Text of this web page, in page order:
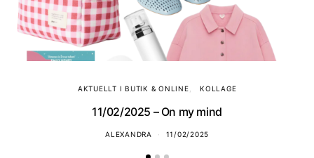
AKTUELLT I BUTIK & ONLINE KOLLAGE
11/02/2025 – On my mind
ALEXANDRA 11/02/2025